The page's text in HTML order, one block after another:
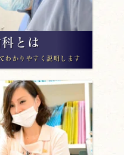
とは
わかりやすく説明します